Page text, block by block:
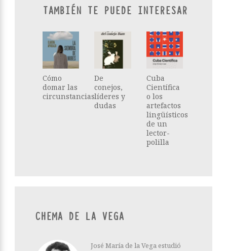
TAMBIÉN TE PUEDE INTERESAR
Cómo
domar las
circunstancias
De
conejos,
líderes y
dudas
Cuba
Científica
o los
artefactos
lingüísticos
de un
lector-
polilla
CHEMA DE LA VEGA
José María de la Vega estudió